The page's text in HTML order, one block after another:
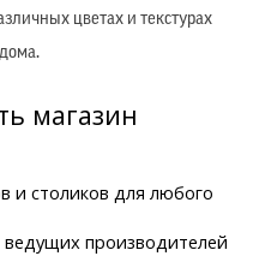
цветах и текстурах
магазин
столиков для любого
ведущих производителей